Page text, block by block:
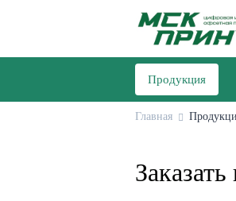
Продукция
Главная